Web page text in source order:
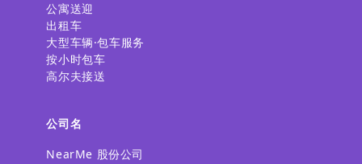
公寓送迎
出租车
大型车辆·包车服务
按小时包车
高尔夫接送
公司名
NearMe 股份公司